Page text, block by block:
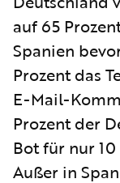
auf 65
Spanien
Prozent das
E-Mail-
Prozent der
Bot für nur
Außer in